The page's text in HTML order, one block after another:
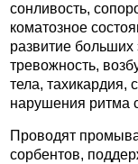
сонливость,
коматозное
развитие больших
тревожность,
тела, тахикардия,
нарушения ритма
Проводят
сорбентов,